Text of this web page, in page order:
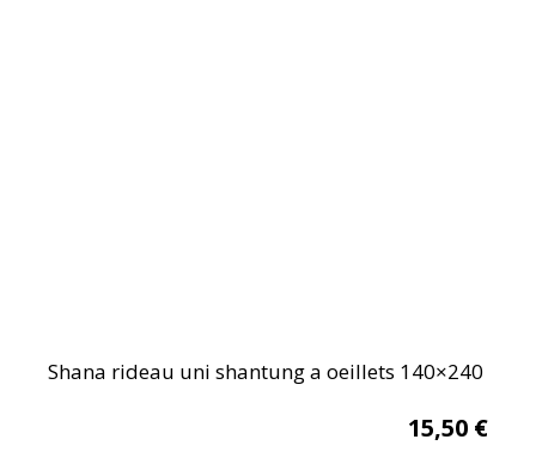
Shana rideau uni shantung a oeillets 140×240
15,50 €